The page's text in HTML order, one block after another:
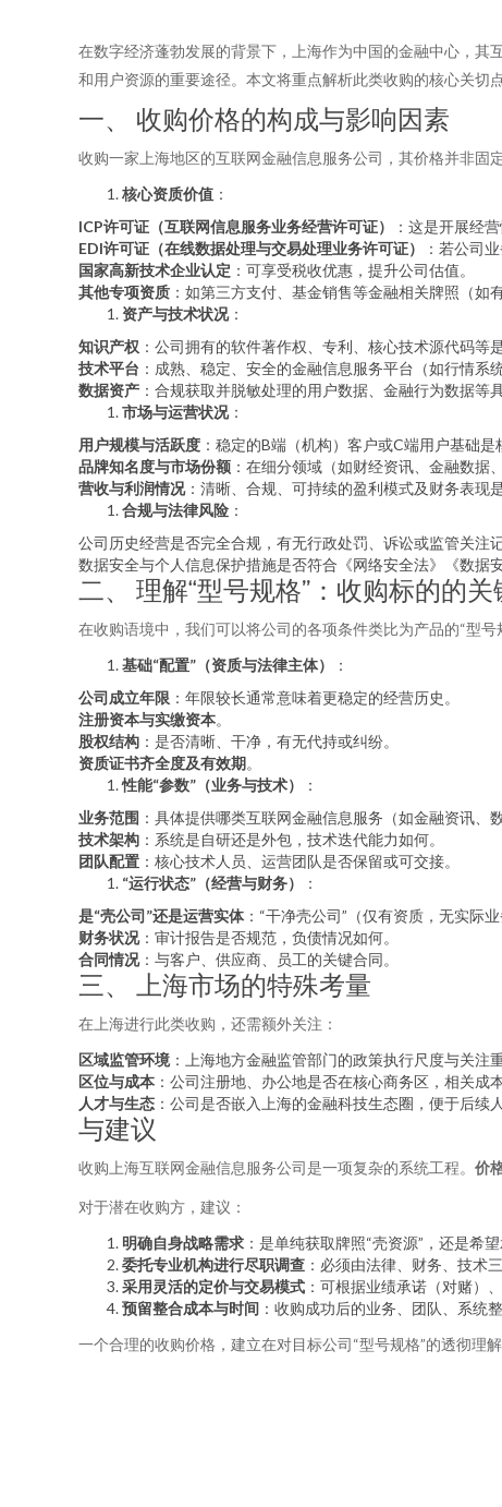
在数字经济蓬勃发展的背景下，上海作为中国的金融中心，
和用户资源的重要途径。本文将重点解析此类收购的核心关切
一、 收购价格的构成与影响因素
收购一家上海地区的互联网金融信息服务公司，其价格并非固
核心资质价值 ：
ICP许可证（互联网信息服务业务经营许可证）
：这是开展经
EDI许可证（在线数据处理与交易处理业务许可证）
：若公司
国家高新技术企业认定 ：可享受税收优惠，提升公司估值。
其他专项资质 ：如第三方支付、基金销售等金融相关牌照（如
资产与技术状况：
知识产权 ：公司拥有的软件著作权、专利、核心技术源代码等
技术平台 ：成熟、稳定、安全的金融信息服务平台（如行情系
数据资产 ：合规获取并脱敏处理的用户数据、金融行为数据等
市场与运营状况：
用户规模与活跃度 ：稳定的B端（机构）客户或C端用户基础是
品牌知名度与市场份额 ：在细分领域（如财经资讯、金融数据
营收与利润情况：清晰、合规、可持续的盈利模式及财务表现
合规与法律风险 ：
公司历史经营是否完全合规，有无行政处罚、诉讼或监管关注
数据安全与个人信息保护措施是否符合《网络安全法》《数据
二、 理解“型号规格”：收购标的的
在收购语境中，我们可以将公司的各项条件类比为产品的“型号
基础“配置”（资质与法律主体）
：
公司成立年限 ：年限较长通常意味着更稳定的经营历史。
注册资本与实缴资本。
股权结构 ：是否清晰、干净，有无代持或纠纷。
资质证书齐全度及有效期。
性能“参数”（业务与技术）
：
业务范围 ：具体提供哪类互联网金融信息服务（如金融资讯、
技术架构 ：系统是自研还是外包，技术迭代能力如何。
团队配置 ：核心技术人员、运营团队是否保留或可交接。
“运行状态”（经营与财务）
：
是“壳公司”还是运营实体：“干净壳公司”（仅有资质，无实际
财务状况：审计报告是否规范，负债情况如何。
合同情况：与客户、供应商、员工的关键合同。
三、 上海市场的特殊考量
在上海进行此类收购，还需额外关注：
区域监管环境 ：上海地方金融监管部门的政策执行尺度与关注重
区位与成本 ：公司注册地、办公地是否在核心商务区，相关成本
人才与生态 ：公司是否嵌入上海的金融科技生态圈，便于后续
与建议
收购上海互联网金融信息服务公司是一项复杂的系统工程。 价
对于潜在收购方，建议：
明确自身战略需求 ：是单纯获取牌照“壳资源”，还是希
委托专业机构进行尽职调查 ：必须由法律、财务、技术
采用灵活的定价与交易模式 ：可根据业绩承诺（对赌）
预留整合成本与时间 ：收购成功后的业务、团队、系统
一个合理的收购价格，建立在对目标公司“型号规格”的透彻理